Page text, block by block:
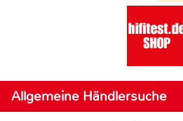
Allgemeine Händlersuche